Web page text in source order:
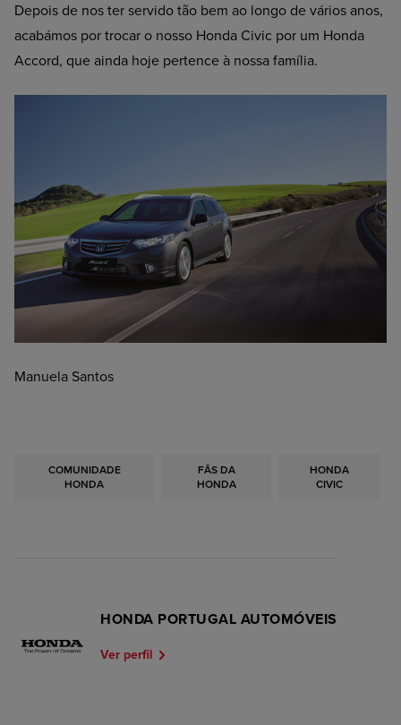
Depois de nos ter servido tão bem ao longo de vários anos,
acabámos por trocar o nosso Honda Civic por um Honda
Accord, que ainda hoje pertence à nossa família.
Manuela Santos
COMUNIDADE
HONDA
FÃS DA
HONDA
HONDA
CIVIC
HONDA PORTUGAL AUTOMÓVEIS
Ver perfil